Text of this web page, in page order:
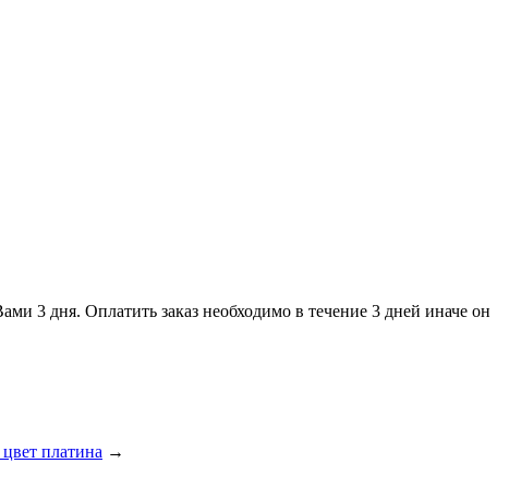
3 дня. Оплатить заказ необходимо в течение 3 дней иначе он
платина →